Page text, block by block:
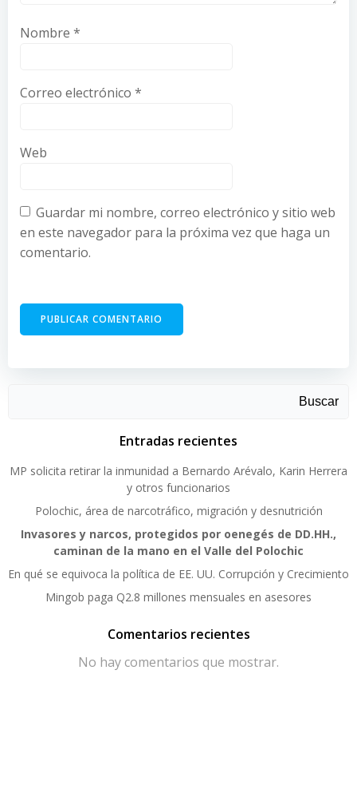
Nombre *
Correo electrónico *
Web
Guardar mi nombre, correo electrónico y sitio web
en este navegador para la próxima vez que haga un
comentario.
Buscar
Entradas recientes
MP solicita retirar la inmunidad a Bernardo Arévalo, Karin Herrera
y otros funcionarios
Polochic, área de narcotráfico, migración y desnutrición
Invasores y narcos, protegidos por oenegés de DD.HH.,
caminan de la mano en el Valle del Polochic
En qué se equivoca la política de EE. UU. Corrupción y Crecimiento
Mingob paga Q2.8 millones mensuales en asesores
Comentarios recientes
No hay comentarios que mostrar.